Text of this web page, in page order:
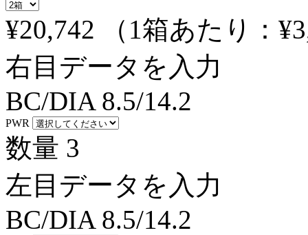
¥20,742
（1箱あたり：
右目データを入力
BC/DIA 8.5/14.2
PWR
数量 3
左目データを入力
BC/DIA 8.5/14.2